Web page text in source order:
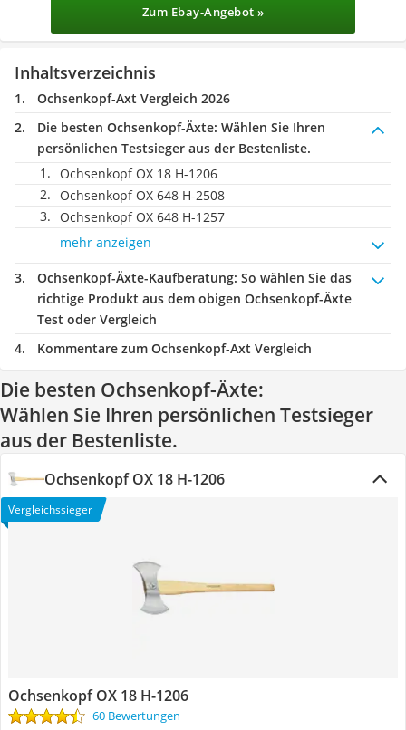
Zum Ebay-Angebot »
Inhaltsverzeichnis
Ochsenkopf-Axt Vergleich 2026
Die besten Ochsenkopf-Äxte: Wählen Sie Ihren
persönlichen Testsieger aus der Bestenliste.
Ochsenkopf OX 18 H-1206
Ochsenkopf OX 648 H-2508
Ochsenkopf OX 648 H-1257
mehr anzeigen
Ochsenkopf-Äxte-Kaufberatung: So wählen Sie das
richtige Produkt aus dem obigen Ochsenkopf-Äxte
Test oder Vergleich
Kommentare zum Ochsenkopf-Axt Vergleich
Die besten Ochsenkopf-Äxte:
Wählen Sie Ihren persönlichen Testsieger
aus der Bestenliste.
Ochsenkopf OX 18 H-1206
Vergleichssieger
Ochsenkopf OX 18 H-1206
60 Bewertungen